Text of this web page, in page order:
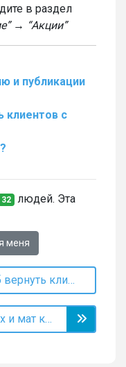
в раздел
→ “Акции”
и публикации
клиентов с
32 людей. Эта
меня
Эффективный способ вернуть клиентов в низкий сезон
Премиум размещение: шах и мат конкурентам